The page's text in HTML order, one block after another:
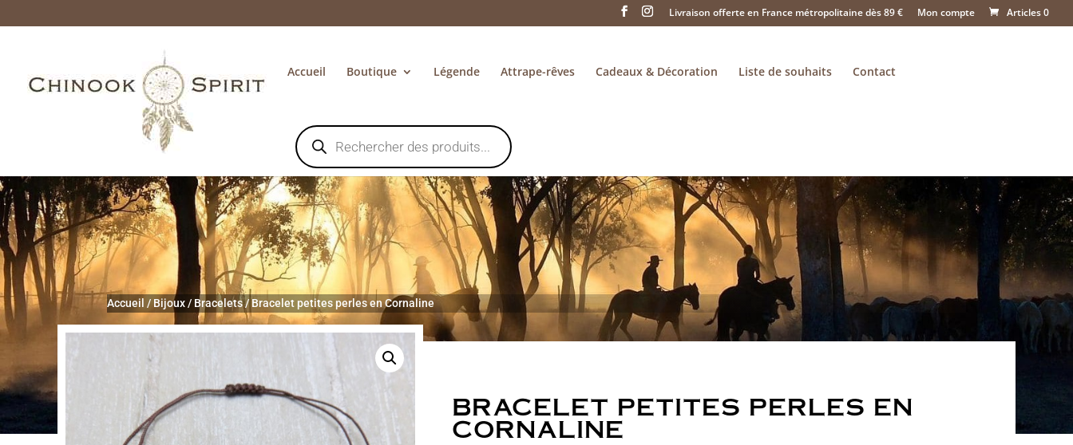
Livraison offerte en France métropolitaine dès 89 € Mon compte Articles 0
Accueil Boutique Légende Attrape-rêves Cadeaux & Décoration Liste de souhaits Contact
Recherche
de
produits
Accueil / Bijoux/ Bracelets/ Bracelet petites perles en Cornaline
BRACELET PETITES PERLES EN
CORNALINE